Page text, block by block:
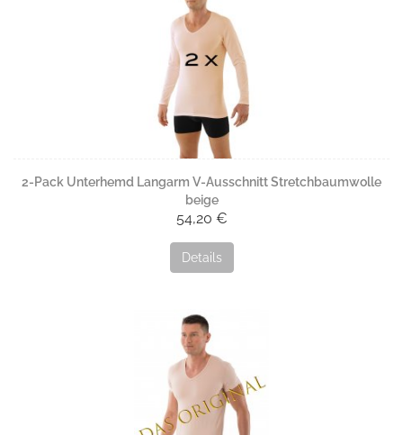
2-Pack Unterhemd Langarm V-Ausschnitt Stretchbaumwolle
beige
54,20 €
Details